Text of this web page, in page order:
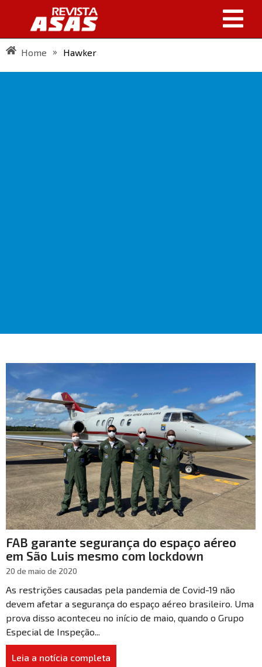
Home » Hawker
FAB garante segurança do espaço aéreo
em São Luis mesmo com lockdown
20 de maio de 2020
As restrições causadas pela pandemia de Covid-19 não
devem afetar a segurança do espaço aéreo brasileiro. Uma
prova disso aconteceu no início de maio, quando o Grupo
Especial de Inspeção...
Leia a notícia completa